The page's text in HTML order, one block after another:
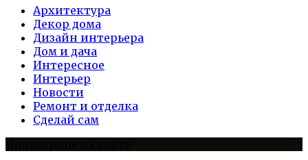
Архитектура
Декор дома
Дизайн интерьера
Дом и дача
Интересное
Интерьер
Новости
Ремонт и отделка
Сделай сам